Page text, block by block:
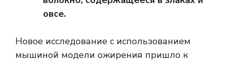
овсе.
Новое исследование с использованием
мышиной модели ожирения пришло к